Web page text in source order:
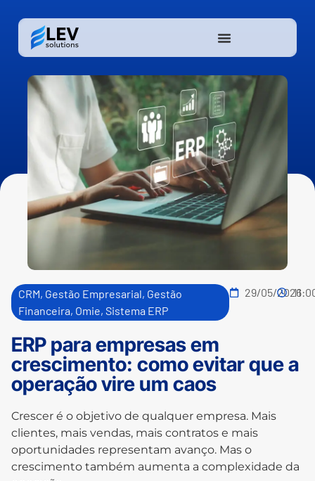
CRM, Gestão Empresarial, Gestão
Financeira, Omie, Sistema ERP
29/05/2026
ERP para empresas em
crescimento: como evitar que a
operação vire um caos
Crescer é o objetivo de qualquer empresa. Mais
clientes, mais vendas, mais contratos e mais
oportunidades representam avanço. Mas o
crescimento também aumenta a complexidade da